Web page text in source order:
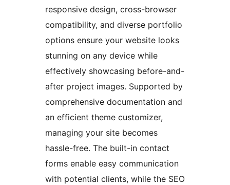
responsive design, cross-browser
compatibility, and diverse portfolio
options ensure your website looks
stunning on any device while
effectively showcasing before-and-
after project images. Supported by
comprehensive documentation and
an efficient theme customizer,
managing your site becomes
hassle-free. The built-in contact
forms enable easy communication
with potential clients, while the SEO